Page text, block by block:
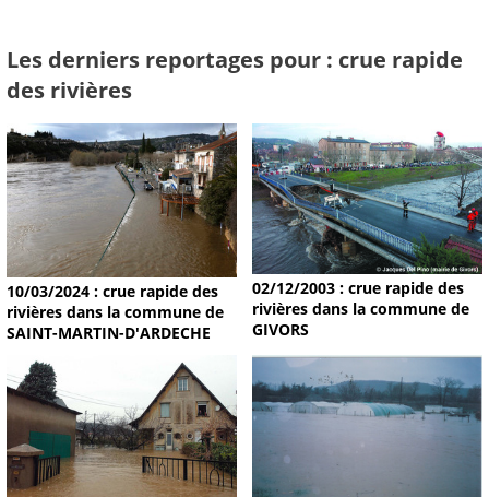
Les derniers reportages pour : crue rapide
des rivières
10/03/2024 : crue rapide des
rivières dans la commune de
SAINT-MARTIN-D'ARDECHE
02/12/2003 : crue rapide des
rivières dans la commune de
GIVORS